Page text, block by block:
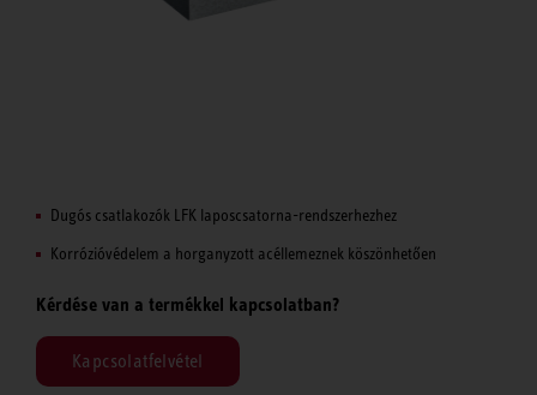
Dugós csatlakozók LFK laposcsatorna-rendszerhezhez
Korrózióvédelem a horganyzott acéllemeznek köszönhetően
Kérdése van a termékkel kapcsolatban?
Kapcsolatfelvétel